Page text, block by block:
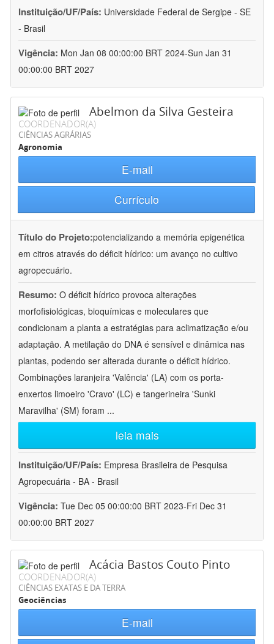
Instituição/UF/País: Universidade Federal de Sergipe - SE
- Brasil
Vigência: Mon Jan 08 00:00:00 BRT 2024-Sun Jan 31
00:00:00 BRT 2027
Abelmon da Silva Gesteira
COORDENADOR(A)
CIÊNCIAS AGRÁRIAS
Agronomia
E-mail
Currículo
Título do Projeto:potencializando a memória epigenética
em citros através do déficit hídrico: um avanço no cultivo
agropecuário.
Resumo: O déficit hídrico provoca alterações
morfofisiológicas, bioquímicas e moleculares que
condicionam a planta a estratégias para aclimatização e/ou
adaptação. A metilação do DNA é sensível e dinâmica nas
plantas, podendo ser alterada durante o déficit hídrico.
Combinações laranjeira 'Valência' (LA) com os porta-
enxertos limoeiro 'Cravo' (LC) e tangerineira 'Sunki
Maravilha' (SM) foram ...
leia mais
Instituição/UF/País: Empresa Brasileira de Pesquisa
Agropecuária - BA - Brasil
Vigência: Tue Dec 05 00:00:00 BRT 2023-Fri Dec 31
00:00:00 BRT 2027
Acácia Bastos Couto Pinto
COORDENADOR(A)
CIÊNCIAS EXATAS E DA TERRA
Geociências
E-mail